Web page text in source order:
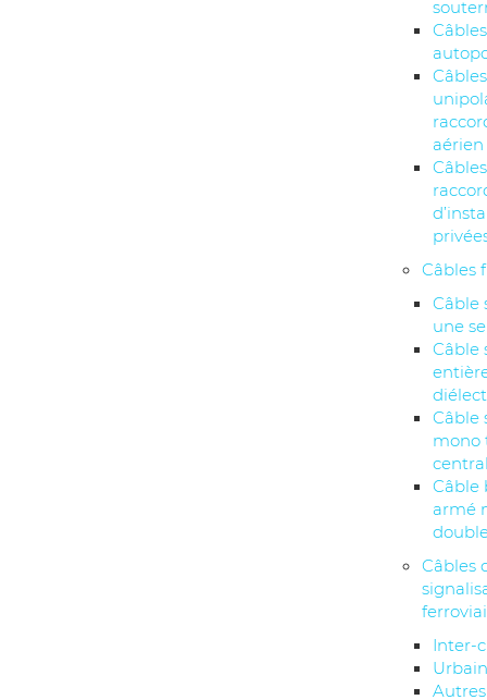
Câbles
aérien
Câbles
Câble
une
Câble
Câble
mono
Câble
armé
Câbles
Inter-
Autres